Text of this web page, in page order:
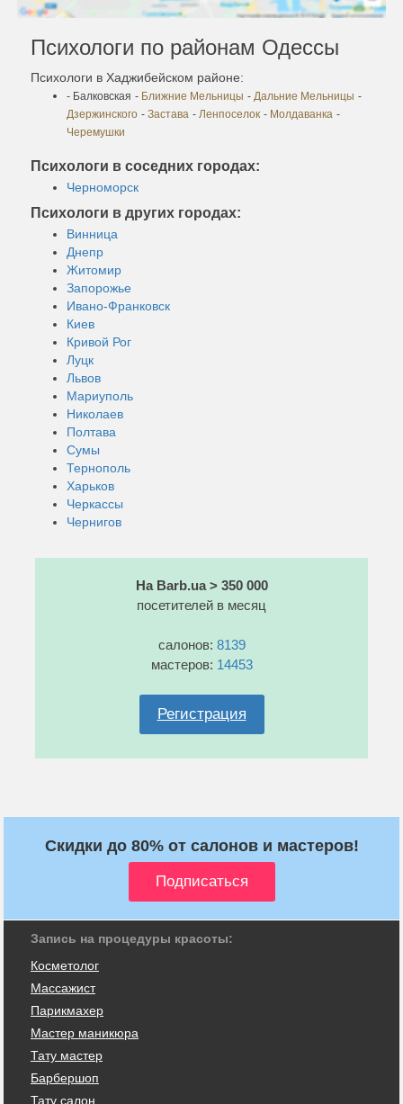
Психологи по районам Одессы
Психологи в Хаджибейском районе:
- Балковская - Ближние Мельницы - Дальние Мельницы -
Дзержинского - Застава - Ленпоселок - Молдаванка -
Черемушки
Психологи в соседних городах:
Черноморск
Психологи в других городах:
Винница
Днепр
Житомир
Запорожье
Ивано-Франковск
Киев
Кривой Рог
Луцк
Львов
Мариуполь
Николаев
Полтава
Сумы
Тернополь
Харьков
Черкассы
Чернигов
На Barb.ua > 350 000
посетителей в месяц
салонов: 8139
мастеров: 14453
Регистрация
Скидки до 80% от салонов и мастеров!
Запись на процедуры красоты:
Косметолог
Массажист
Парикмахер
Мастер маникюра
Тату мастер
Барбершоп
Тату салон